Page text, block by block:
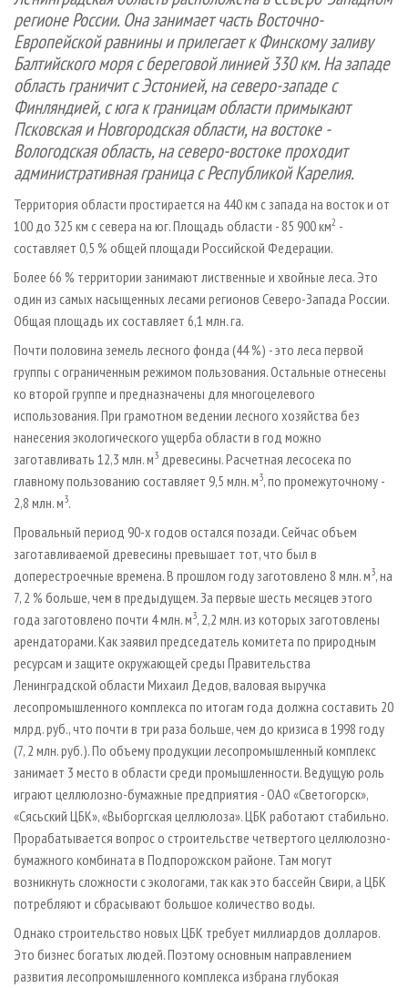
СУШКА ДРЕВЕСИНЫ
ПРОИЗВОДСТВО ДРЕВЕСНЫХ ПЛИТ
ДЕРЕВЯННОЕ ДОМОСТРОЕНИЕ
ПРОИЗВОДСТВО МЕБЕЛИ
БИОЭНЕРГЕТИКА
ЦБП
ИНСТРУМЕНТ И МАТЕРИАЛЫ
ПЕРСОНЫ
МОБИЛЬНЫЕ ВЫСТАВКИ
ОФИЦИАЛЬНЫЕ ДЕЛЕГАЦИИ
ПРИОРИТЕТНЫЕ ИНВЕСТПРОЕКТЫ
RUSSIAN FORESTRY REVIEW
ГАЗЕТА ЛЕСПРОМФОРУМ
БИБЛИОТЕКА СПЕЦИАЛИСТА
КОНТАКТЫ
РЕКЛАМА
РЕКЛАМА НА САЙТЕ
регионе России. Она занимает часть Восточно-
Европейской равнины и прилегает к Финскому заливу
Балтийского моря с береговой линией 330 км. На западе
область граничит с Эстонией, на северо-западе с
Финляндией, с юга к границам области примыкают
Псковская и Новгородская области, на востоке -
Вологодская область, на северо-востоке проходит
административная граница с Республикой Карелия.
Территория области простирается на 440 км с запада на восток и от
100 до 325 км с севера на юг. Площадь области - 85 900 км2 -
составляет 0,5 % общей площади Российской Федерации.
Более 66 % территории занимают лиственные и хвойные леса. Это
один из самых насыщенных лесами регионов Северо-Запада России.
Общая площадь их составляет 6,1 млн. га.
Почти половина земель лесного фонда (44 %) - это леса первой
группы с ограниченным режимом пользования. Остальные отнесены
ко второй группе и предназначены для многоцелевого
использования. При грамотном ведении лесного хозяйства без
нанесения экологического ущерба области в год можно
заготавливать 12,3 млн. м3 древесины. Расчетная лесосека по
главному пользованию составляет 9,5 млн. м3, по промежуточному -
2,8 млн. м3.
Провальный период 90-х годов остался позади. Сейчас объем
заготавливаемой древесины превышает тот, что был в
доперестроечные времена. В прошлом году заготовлено 8 млн. м3, на
7, 2 % больше, чем в предыдущем. За первые шесть месяцев этого
года заготовлено почти 4 млн. м3, 2,2 млн. из которых заготовлены
арендаторами. Как заявил председатель комитета по природным
ресурсам и защите окружающей среды Правительства
Ленинградской области Михаил Дедов, валовая выручка
лесопромышленного комплекса по итогам года должна составить 20
млрд. руб., что почти в три раза больше, чем до кризиса в 1998 году
(7, 2 млн. руб.). По объему продукции лесопромышленный комплекс
занимает 3 место в области среди промышленности. Ведущую роль
играют целлюлозно-бумажные предприятия - ОАО «Светогорск»,
«Сясьский ЦБК», «Выборгская целлюлоза». ЦБК работают стабильно.
Прорабатывается вопрос о строительстве четвертого целлюлозно-
бумажного комбината в Подпорожском районе. Там могут
возникнуть сложности с экологами, так как это бассейн Свири, а ЦБК
потребляют и сбрасывают большое количество воды.
Однако строительство новых ЦБК требует миллиардов долларов.
Это бизнес богатых людей. Поэтому основным направлением
развития лесопромышленного комплекса избрана глубокая